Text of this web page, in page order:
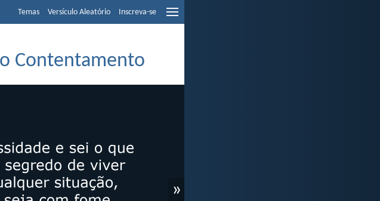
Temas Versículo Aleatório Inscreva-se
Contentamento
»